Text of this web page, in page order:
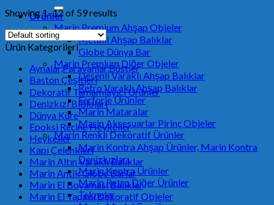
Ürünler
Marin Premium Ahşap Objeler
Metalli Ahşap Balıklar
Globe Dünya Bar
Marin Premium Diğer Objeler
Desenli Varaklı Ahşap Balıklar
Retro Varaklı Ahşap Balıklar
Ferforje Ürünler
Marin Mataralar
Marin Aksesuarlar Pirinç Objeler
Mari̇n Renkli̇ Dekorati̇f Ürünler
Marin Kontra Ahşap Ürünler, Marin Kontra
Denizkızları
Marin Kontra Ürünler
Marin Retro Diğer Ürünler
Tekneler
Showing 1–12 of 59 results
Ürün Kategorileri
Aynalar,Paravanlar,Büstler
Baston Çeşitleri
Dekoratif Tamamlayıcı Ürünler
Denizkızı Bibloları
Dünya Küre
Epoksi Reçine Heykeller
Heykeller
Kapı Çelenkleri
Marin Altın Varaklı Balıklar
Marin Antik Globe Barlar
Marin El Boyaması Balıklar
Marin El Yapımı Dekoratif Objeler